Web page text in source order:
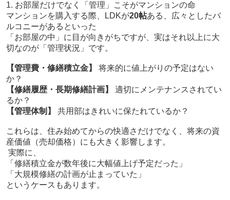
1. お部屋だけでなく「管理」こそがマンションの命
マンションを購入する際、LDKが20帖ある、広々としたバ
ルコニーがあるといった
「お部屋の中」に目が向きがちですが、実はそれ以上に大
切なのが「管理状況」です。
【管理費・修繕積立金】
将来的に値上がりの予定はない
か？
【修繕履歴・長期修繕計画】
適切にメンテナンスされてい
るか？
【管理体制】
共用部はきれいに保たれているか？
これらは、住み始めてからの快適さだけでなく、将来の資
産価値（売却価格）にも大きく影響します。
実際に、
「修繕積立金が数年後に大幅値上げ予定だった」
「大規模修繕の計画が止まっていた」
というケースもあります。